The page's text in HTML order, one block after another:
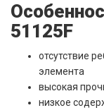
51125F
отсутствие
элемента
высокая
низкое